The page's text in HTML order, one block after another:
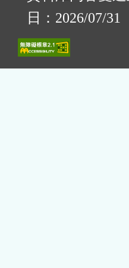
日：2026/07/31